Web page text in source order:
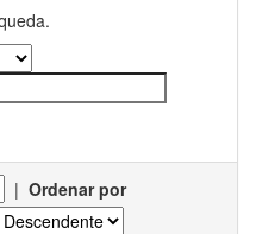
| Ordenar por